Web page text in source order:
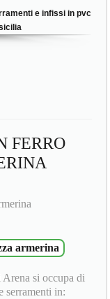
e infissi in pvc
FERRO
armerina
si occupa di
serramenti in: